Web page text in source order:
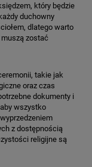
który będzie
duchowny
dlatego warto
zostać
takie jak
oraz czas
dokumenty i
wszystko
z dostępnością
religijne są